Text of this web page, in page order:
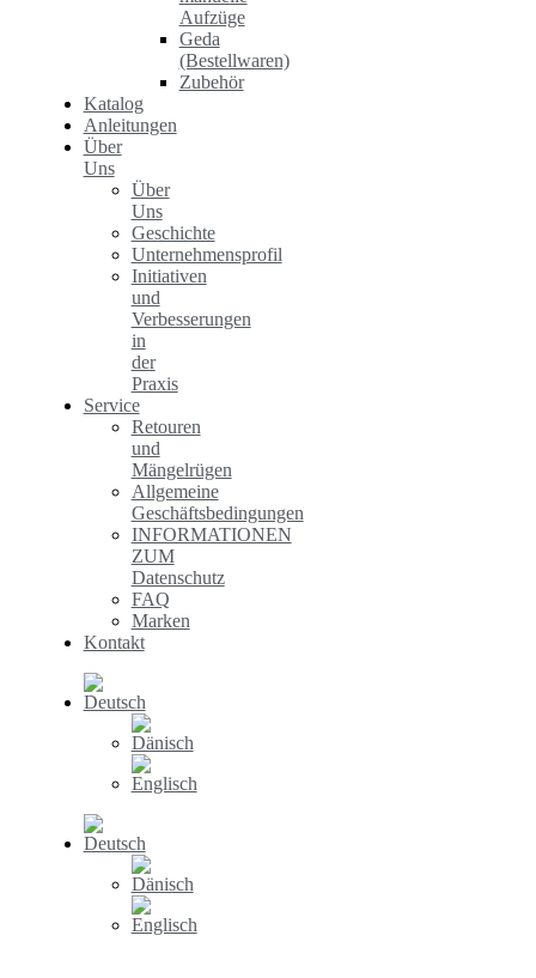
Aufzüge
Geda
(Bestellwaren)
Zubehör
Katalog
Anleitungen
Über
Uns
Über
Uns
Geschichte
Unternehmensprofil
Initiativen
und
Verbesserungen
in
der
Praxis
Service
Retouren
und
Mängelrügen
Allgemeine
Geschäftsbedingungen
INFORMATIONEN
ZUM
Datenschutz
FAQ
Marken
Kontakt